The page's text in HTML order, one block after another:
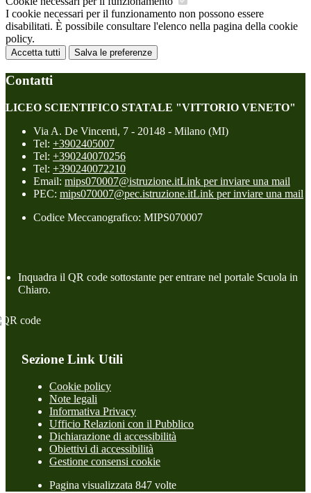
I cookie necessari per il funzionamento non possono essere
disabilitati. È possibile consultare l'elenco nella pagina della cookie
policy.
Accetta tutti Salva le preferenze
Contatti
LICEO SCIENTIFICO STATALE "VITTORIO VENETO"
Via A. De Vincenti, 7 - 20148 - Milano (MI)
Tel: +3902405007
Tel: +390240070256
Tel: +390240072210
Email: mips070007@istruzione.itLink per inviare una mail
PEC: mips070007@pec.istruzione.itLink per inviare una mail
Codice Meccanografico: MIPS070007
Inquadra il QR code sottostante per entrare nel portale Scuola in
Chiaro.
Sezione Link Utili
Cookie policy
Note legali
Informativa Privacy
Ufficio Relazioni con il Pubblico
Dichiarazione di accessibilità
Obiettivi di accessibilità
Gestione consensi cookie
Pagina visualizzata 847 volte